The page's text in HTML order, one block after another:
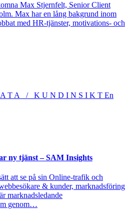
Max Stjernfelt, Senior Client
Max har en lång bakgrund inom
med HR-tjänster, motivations- och
T A / K U N D I N S I K T En
ny tjänst – SAM Insights
att se på sin Online-trafik och
& kunder, marknadsföring
marknadsledande
genom…